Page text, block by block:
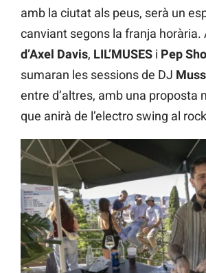
amb la ciutat als peus, serà un
canviant segons la franja horària.
d’Axel Davis, LIL’MUSES i Pep
sumaran les sessions de DJ
entre d’altres, amb una proposta
que anirà de l’electro swing al